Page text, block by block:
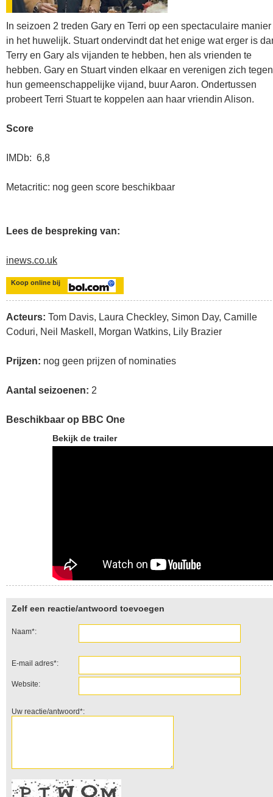
In seizoen 2 treden Gary en Terri op een spectaculaire manier
in het huwelijk. Stuart ondervindt dat het enige wat erger is
Terry en Gary als vijanden te hebben, hen als vrienden te
hebben. Gary en Stuart vinden elkaar en verenigen zich tegen
hun gemeenschappelijke vijand, buur Aaron. Ondertussen
probeert Terri Stuart te koppelen aan haar vriendin Alison.
Score
IMDb: 6,8
Metacritic: nog geen score beschikbaar
Lees de bespreking van:
inews.co.uk
Koop online bij
Acteurs: Tom Davis, Laura Checkley, Simon Day, Camille
Coduri, Neil Maskell, Morgan Watkins, Lily Brazier
Prijzen: nog geen prijzen of nominaties
Aantal seizoenen: 2
Beschikbaar op BBC One
Bekijk de trailer
Zelf een reactie/antwoord toevoegen
Naam*:
E-mail adres*:
Website:
Uw reactie/antwoord*: